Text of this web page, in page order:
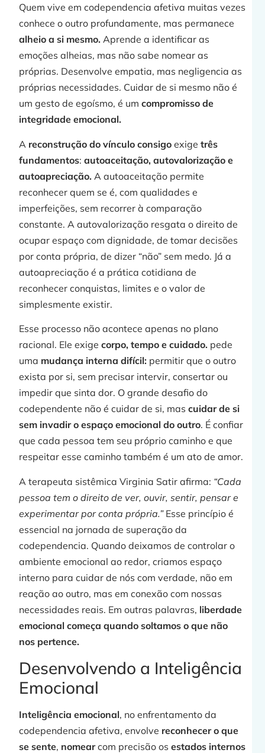
Quem vive em codependencia afetiva muitas vezes
conhece o outro profundamente, mas permanece
alheio a si mesmo.Aprende a identificar as
emoções alheias, mas não sabe nomear as
próprias. Desenvolve empatia, mas negligencia as
próprias necessidades. Cuidar de si mesmo não é
um gesto de egoísmo, é umcompromisso de
integridade emocional.
A reconstrução do vínculo consigo exigetrês
fundamentos: autoaceitação, autovalorização e
autoapreciação. A autoaceitação permite
reconhecer quem se é, com qualidades e
imperfeições, sem recorrer à comparação
constante. A autovalorização resgata o direito de
ocupar espaço com dignidade, de tomar decisões
por conta própria, de dizer “não” sem medo. Já a
autoapreciação é a prática cotidiana de
reconhecer conquistas, limites e o valor de
simplesmente existir.
Esse processo não acontece apenas no plano
racional. Ele exigecorpo, tempo e cuidado. pede
uma mudança interna difícil: permitir que o outro
exista por si, sem precisar intervir, consertar ou
impedir que sinta dor. O grande desafio do
codependente não é cuidar de si, mascuidar de si
sem invadir o espaço emocional do outro. É confiar
que cada pessoa tem seu próprio caminho e que
respeitar esse caminho também é um ato de amor.
A terapeuta sistêmica Virginia Satir afirma: “Cada
pessoa tem o direito de ver, ouvir, sentir, pensar e
experimentar por conta própria.”Esse princípio é
essencial na jornada de superação da
codependencia. Quando deixamos de controlar o
ambiente emocional ao redor, criamos espaço
interno para cuidar de nós com verdade, não em
reação ao outro, mas em conexão com nossas
necessidades reais. Em outras palavras, liberdade
emocional começa quando soltamos o que não
nos pertence.
Desenvolvendo a Inteligência
Emocional
Inteligência emocional, no enfrentamento da
codependencia afetiva, envolve reconhecer o que
se sente, nomearcom precisão os estados internos